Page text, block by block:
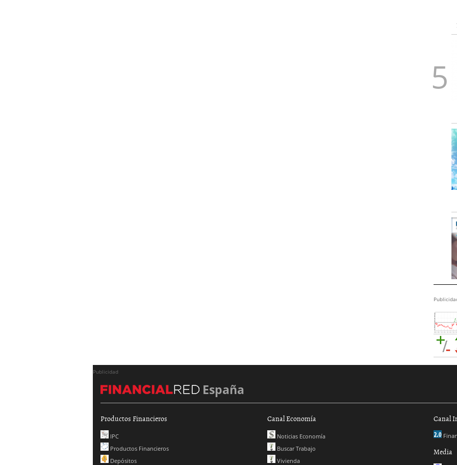
Publicidad
España
Productos Financieros
IPC
Productos Financieros
Depósitos
Canal Economía
Noticias Economía
Buscar Trabajo
Vivienda
Canal
Media